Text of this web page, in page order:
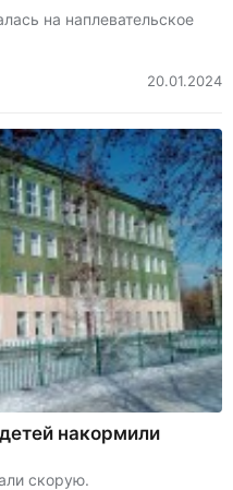
на наплевательское
20.01.2024
накормили
скорую.